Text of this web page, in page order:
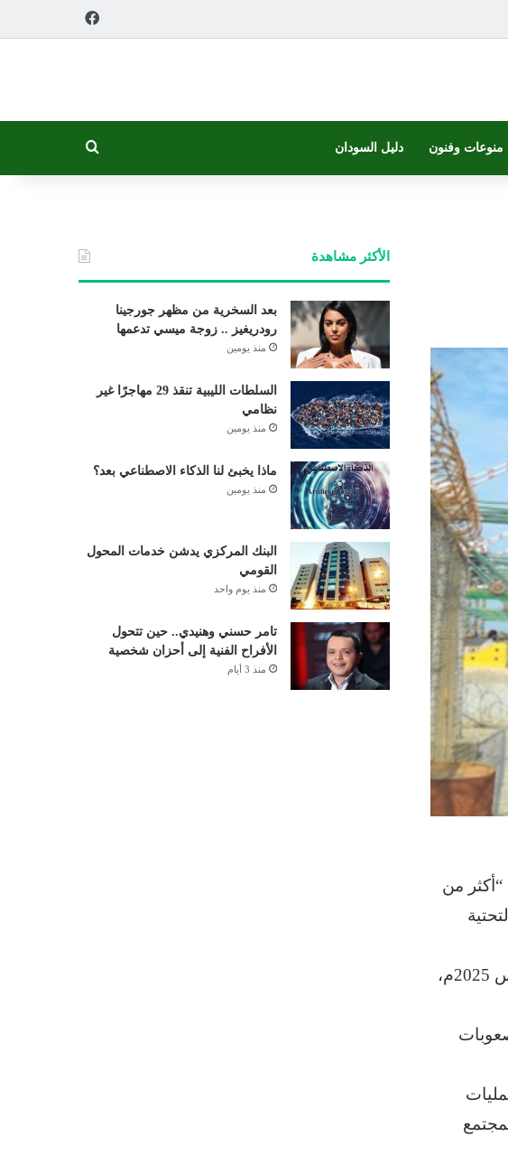
منوعات وفنون دليل السودان
للعام 2025م تحت شعار: “أكثر من
واستعرضت إدارة التخطيط والبحوث خلال الاجتماع الأداء التشغيلي للفترة من يناير إلى مارس 2025م،
الأكثر مشاهدة
بعد السخرية من مظهر جورجينا
رودريغيز .. زوجة ميسي تدعمها
منذ يومين
السلطات الليبية تنقذ 29 مهاجرًا غير
نظامي
منذ يومين
ماذا يخبئ لنا الذكاء الاصطناعي بعد؟
منذ يومين
البنك المركزي يدشن خدمات المحول
القومي
منذ يوم واحد
تامر حسني وهنيدي.. حين تتحول
الأفراح الفنية إلى أحزان شخصية
منذ 3 أيام